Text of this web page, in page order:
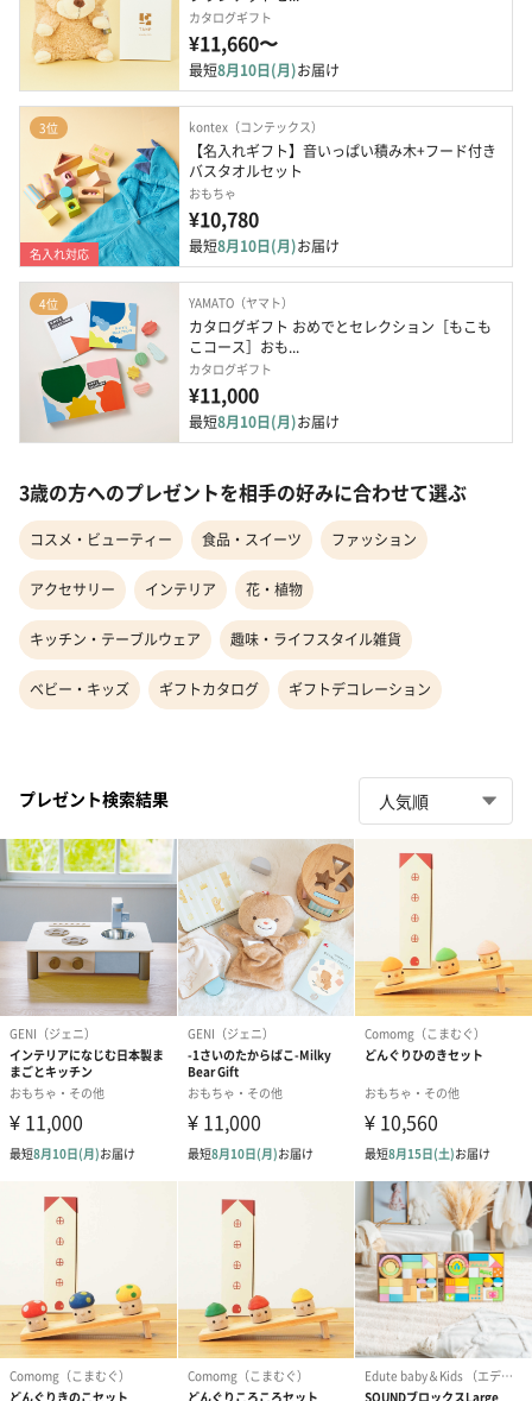
カタログギフト
¥11,660〜
最短8月10日(月)お届け
3位
名入れ対応
kontex（コンテックス）
【名入れギフト】音いっぱい積み木+フード付き
バスタオルセット
おもちゃ
¥10,780
最短8月10日(月)お届け
4位 YAMATO（ヤマト）
カタログギフト おめでとセレクション［もこも
こコース］おも...
カタログギフト
¥11,000
最短8月10日(月)お届け
3歳の方へのプレゼントを相手の好みに合わせて選ぶ
コスメ・ビューティー 食品・スイーツ ファッション
アクセサリー インテリア 花・植物
キッチン・テーブルウェア 趣味・ライフスタイル雑貨
ベビー・キッズ ギフトカタログ ギフトデコレーション
プレゼント検索結果